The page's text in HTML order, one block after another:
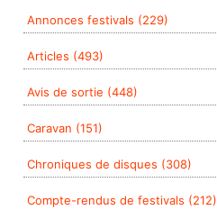
Annonces festivals (229)
Articles (493)
Avis de sortie (448)
Caravan (151)
Chroniques de disques (308)
Compte-rendus de festivals (212)